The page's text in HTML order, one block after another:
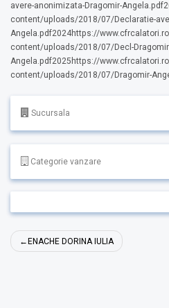
avere-anonimizata-Dragomir-
content/uploads/2018/07/Declaratie-
Angela.pdf2024https://
content/uploads/2018/07/Decl-
Angela.pdf2025https://
content/uploads/2018/07/Dragomir-
Sucursala
Categorie vanzare
Navigare
în
ENACHE DORINA IULIA